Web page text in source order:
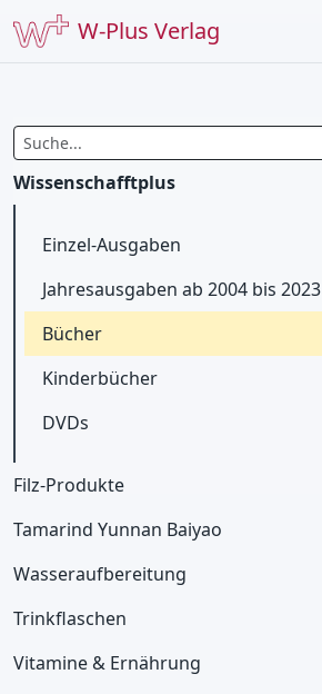
W-Plus Verlag
Wissenschafftplus
Einzel-Ausgaben
Jahresausgaben ab 2004 bis 2023
Bücher
Kinderbücher
DVDs
Filz-Produkte
Tamarind Yunnan Baiyao
Wasseraufbereitung
Trinkflaschen
Vitamine & Ernährung